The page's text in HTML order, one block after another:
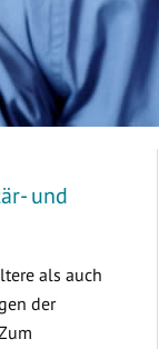
und
als auch
der